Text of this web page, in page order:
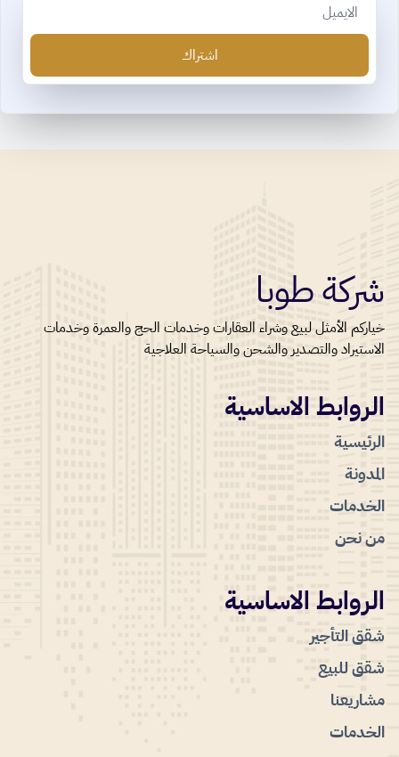
اشتراك
شركة طوبا
خياركم الأمثل لبيع وشراء العقارات وخدمات الحج والعمرة وخدمات
الاستيراد والتصدير والشحن والسياحة العلاجية
الروابط الاساسية
الرئيسية
المدونة
الخدمات
من نحن
الروابط الاساسية
شقق التأجير
شقق للبيع
مشاريعنا
الخدمات